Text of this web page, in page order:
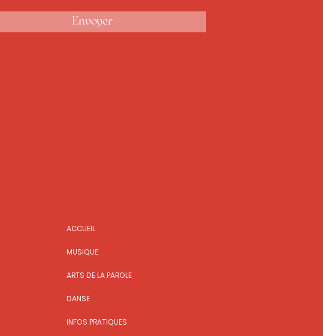
Envoyer
ACCUEIL
MUSIQUE
ARTS DE LA PAROLE
DANSE
INFOS PRATIQUES